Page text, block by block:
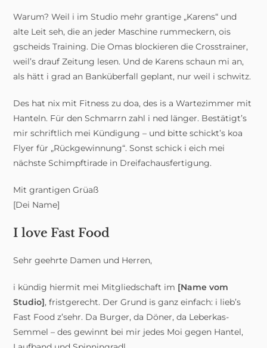
Warum? Weil i im Studio mehr grantige „Karens“ und
alte Leit seh, die an jeder Maschine rummeckern, ois
gscheids Training. Die Omas blockieren die Crosstrainer,
weil’s drauf Zeitung lesen. Und de Karens schaun mi an,
als hätt i grad an Banküberfall geplant, nur weil i schwitz.
Des hat nix mit Fitness zu doa, des is a Wartezimmer mit
Hanteln. Für den Schmarrn zahl i ned länger. Bestätigt’s
mir schriftlich mei Kündigung – und bitte schickt’s koa
Flyer für „Rückgewinnung“. Sonst schick i eich mei
nächste Schimpftirade in Dreifachausfertigung.
Mit grantigen Grüaß
[Dei Name]
I love Fast Food
Sehr geehrte Damen und Herren,
i kündig hiermit mei Mitgliedschaft im [Name vom
Studio], fristgerecht. Der Grund is ganz einfach: i lieb’s
Fast Food z’sehr. Da Burger, da Döner, da Leberkas-
Semmel – des gewinnt bei mir jedes Moi gegen Hantel,